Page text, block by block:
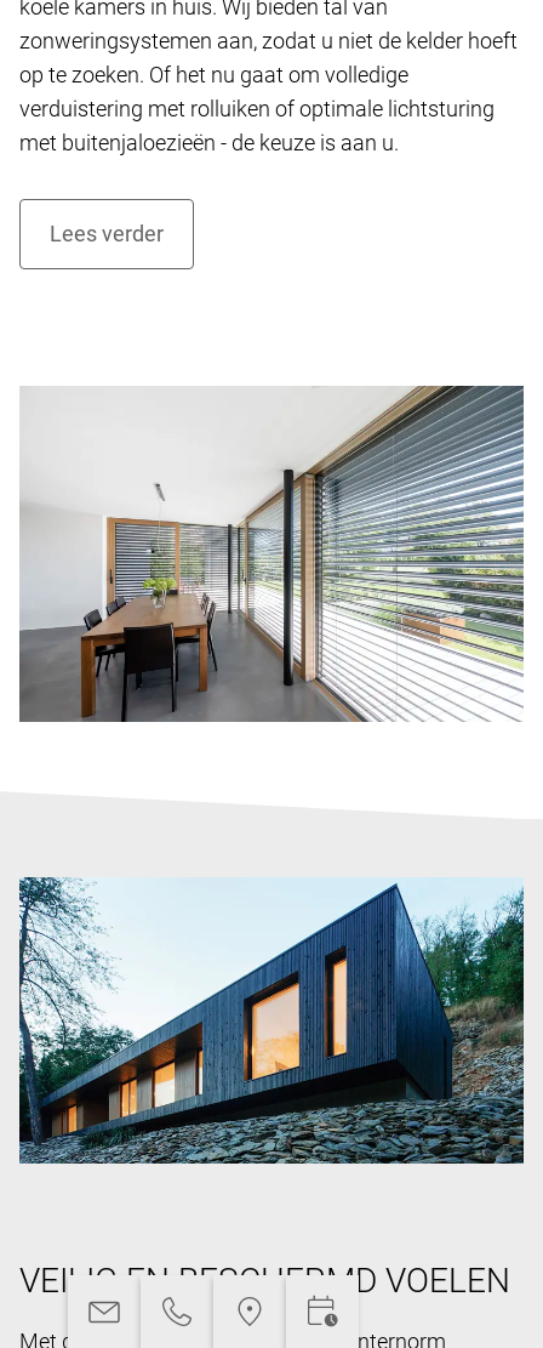
koele kamers in huis. Wij bieden tal van
zonweringsystemen aan, zodat u niet de kelder hoeft
op te zoeken. Of het nu gaat om volledige
verduistering met rolluiken of optimale lichtsturing
met buitenjaloezieën - de keuze is aan u.
VEILIG EN BESCHERMD VOELEN
Met de uitgekiende technieken van Internorm